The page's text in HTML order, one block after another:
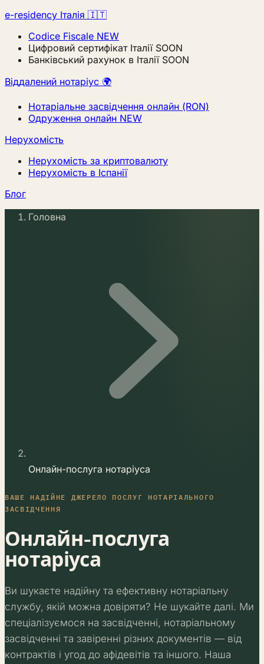
e-residency Італія 🇮🇹
Codice Fiscale NEW
Цифровий сертифікат Італії SOON
Банківський рахунок в Італії SOON
Віддалений нотаріус 🌍
Нотаріальне засвідчення онлайн (RON)
Одруження онлайн NEW
Нерухомість
Нерухомість за криптовалюту
Нерухомість в Іспанії
Блог
Головна
Онлайн-послуга нотаріуса
ВАШЕ НАДІЙНЕ ДЖЕРЕЛО ПОСЛУГ НОТАРІАЛЬНОГО
ЗАСВІДЧЕННЯ
Онлайн-послуга
нотаріуса
Ви шукаєте надійну та ефективну нотаріальну
службу, якій можна довіряти? Не шукайте далі. Ми
спеціалізуємося на засвідченні, нотаріальному
засвідченні та завіренні різних документів — від
контрактів і угод до афідевітів та іншого. Наша